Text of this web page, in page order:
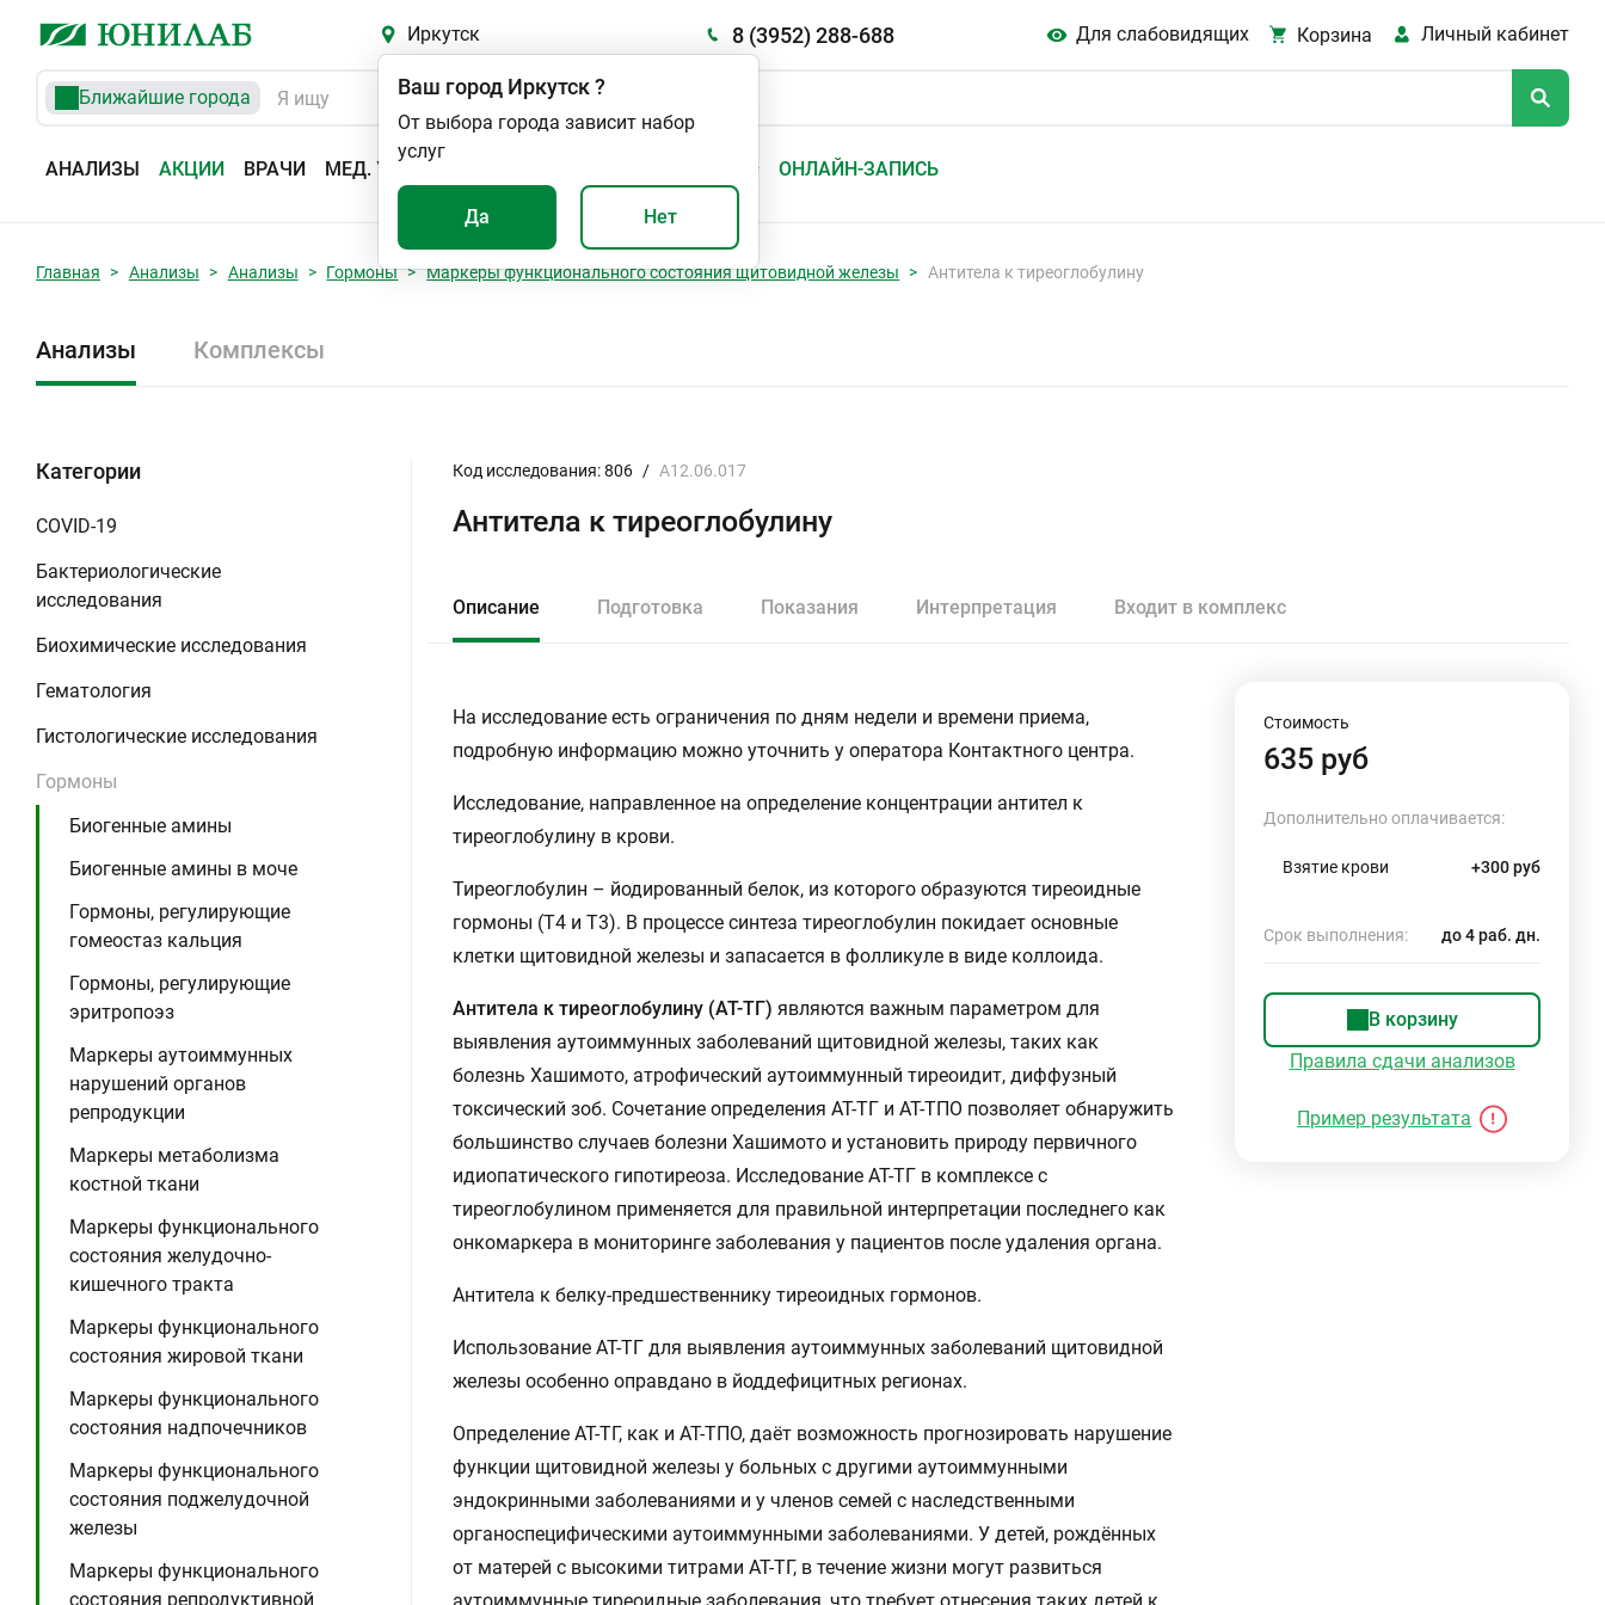
Иркутск 8 (3952) 288-688 Для слабовидящих Корзина Личный кабинет
Ближайшие города
АНАЛИЗЫ АКЦИИ ВРАЧИ МЕД. УСЛУГИ ОНЛАЙН-ЗАПИСЬ
Ваш город Иркутск?
От выбора города зависит набор
услуг
Да Нет
Главная Анализы Анализы Гормоны Маркеры функционального состояния щитовидной железы Антитела к тиреоглобулину
Анализы Комплексы
Категории
COVID-19
Бактериологические
исследования
Биохимические исследования
Гематология
Гистологические исследования
Гормоны
Биогенные амины
Биогенные амины в моче
Гормоны, регулирующие
гомеостаз кальция
Гормоны, регулирующие
эритропоэз
Маркеры аутоиммунных
нарушений органов
репродукции
Маркеры метаболизма
костной ткани
Маркеры функционального
состояния желудочно-
кишечного тракта
Маркеры функционального
состояния жировой ткани
Маркеры функционального
состояния надпочечников
Маркеры функционального
состояния поджелудочной
железы
Маркеры функционального
состояния репродуктивной
Код исследования: 806 / A12.06.017
Антитела к тиреоглобулину
Описание Подготовка Показания Интерпретация Входит в комплекс
На исследование есть ограничения по дням недели и времени приема,
подробную информацию можно уточнить у оператора Контактного центра.
Исследование, направленное на определение концентрации антител к
тиреоглобулину в крови.
Тиреоглобулин – йодированный белок, из которого образуются тиреоидные
гормоны (T4 и T3). В процессе синтеза тиреоглобулин покидает основные
клетки щитовидной железы и запасается в фолликуле в виде коллоида.
Антитела к тиреоглобулину (АТ-ТГ) являются важным параметром для
выявления аутоиммунных заболеваний щитовидной железы, таких как
болезнь Хашимото, атрофический аутоиммунный тиреоидит, диффузный
токсический зоб. Сочетание определения АТ-ТГ и АТ-ТПО позволяет обнаружить
большинство случаев болезни Хашимото и установить природу первичного
идиопатического гипотиреоза. Исследование АТ-ТГ в комплексе с
тиреоглобулином применяется для правильной интерпретации последнего как
онкомаркера в мониторинге заболевания у пациентов после удаления органа.
Антитела к белку-предшественнику тиреоидных гормонов.
Использование АТ-ТГ для выявления аутоиммунных заболеваний щитовидной
железы особенно оправдано в йоддефицитных регионах.
Определение АТ-ТГ, как и АТ-ТПО, даёт возможность прогнозировать нарушение
функции щитовидной железы у больных с другими аутоиммунными
эндокринными заболеваниями и у членов семей с наследственными
органоспецифическими аутоиммунными заболеваниями. У детей, рождённых
от матерей с высокими титрами АТ-ТГ, в течение жизни могут развиться
Стоимость
635 руб
Дополнительно оплачивается:
Взятие крови +300 руб
Срок выполнения: до 4 раб. дн.
В корзину
Правила сдачи анализов
Пример результата